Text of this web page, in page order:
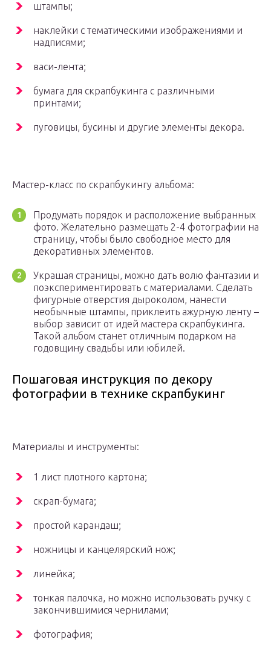
штампы;
наклейки с тематическими изображениями и
надписями;
васи-лента;
бумага для скрапбукинга с различными
принтами;
пуговицы, бусины и другие элементы декора.
Мастер-класс по скрапбукингу альбома:
Продумать порядок и расположение выбранных
фото. Желательно размещать 2-4 фотографии на
страницу, чтобы было свободное место для
декоративных элементов.
Украшая страницы, можно дать волю фантазии и
поэкспериментировать с материалами. Сделать
фигурные отверстия дыроколом, нанести
необычные штампы, приклеить ажурную ленту –
выбор зависит от идей мастера скрапбукинга.
Такой альбом станет отличным подарком на
годовщину свадьбы или юбилей.
Пошаговая инструкция по декору
фотографии в технике скрапбукинг
Материалы и инструменты:
1 лист плотного картона;
скрап-бумага;
простой карандаш;
ножницы и канцелярский нож;
линейка;
тонкая палочка, но можно использовать ручку с
закончившимися чернилами;
фотография;